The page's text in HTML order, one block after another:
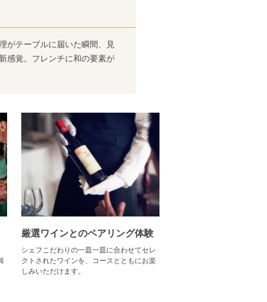
がテーブルに届いた瞬間、見
感覚。フレンチに和の要素が
厳選ワインとのペアリング体験
シェフこだわりの一皿一皿に合わせてセレ
クトされたワインを、コースとともにお楽
しみいただけます。